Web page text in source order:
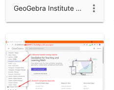
GeoGebra Institute of Mongolia